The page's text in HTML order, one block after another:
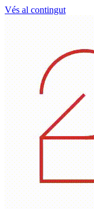
Vés al contingut